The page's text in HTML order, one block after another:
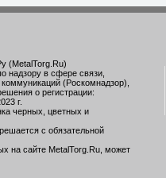
(MetalTorg.Ru)
надзору в сфере связи,
(Роскомнадзор),
о регистрации:
г.
черных, цветных и
с обязательной
на сайте MetalTorg.Ru, может